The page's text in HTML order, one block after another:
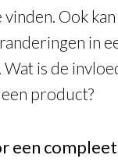
Ook
in
is de
product?
een